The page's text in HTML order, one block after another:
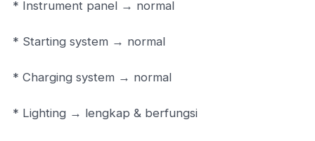
* Instrument panel → normal
* Starting system → normal
* Charging system → normal
* Lighting → lengkap & berfungsi